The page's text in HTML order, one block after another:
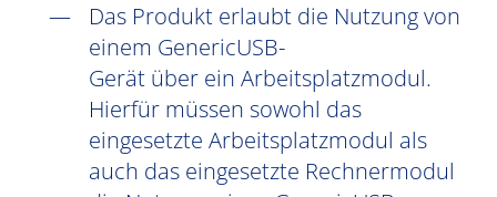
Das Produkt erlaubt die Nutzung von
einem GenericUSB-
Gerät über ein Arbeitsplatzmodul.
Hierfür müssen sowohl das
eingesetzte Arbeitsplatzmodul als
auch das eingesetzte Rechnermodul